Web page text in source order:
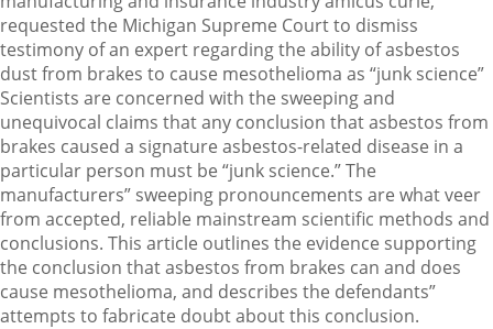
requested the Michigan Supreme Court to dismiss
testimony of an expert regarding the ability of asbestos
dust from brakes to cause mesothelioma as “junk science”
Scientists are concerned with the sweeping and
unequivocal claims that any conclusion that asbestos from
brakes caused a signature asbestos-related disease in a
particular person must be “junk science.” The
manufacturers” sweeping pronouncements are what veer
from accepted, reliable mainstream scientific methods and
conclusions. This article outlines the evidence supporting
the conclusion that asbestos from brakes can and does
cause mesothelioma, and describes the defendants”
attempts to fabricate doubt about this conclusion.